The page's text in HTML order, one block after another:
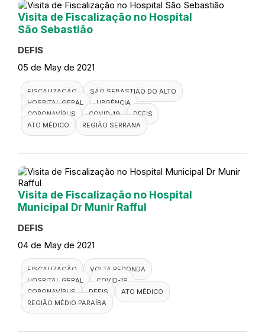
Visita de Fiscalização no Hospital
São Sebastião
DEFIS
05 de May de 2021
FISCALIZAÇÃO
SÃO SEBASTIÃO DO ALTO
HOSPITAL GERAL
URGÊNCIA
CORONAVÍRUS
COVID-19
DEFIS
ATO MÉDICO
REGIÃO SERRANA
Visita de Fiscalização no Hospital
Municipal Dr Munir Rafful
DEFIS
04 de May de 2021
FISCALIZAÇÃO
VOLTA REDONDA
HOSPITAL GERAL
COVID-19
CORONAVÍRUS
DEFIS
ATO MÉDICO
REGIÃO MÉDIO PARAÍBA